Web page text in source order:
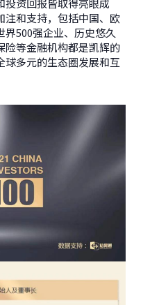
投资回报皆取得亮眼成
注和支持，包括中国、欧
500强企业、历史悠久
险等金融机构都是凯辉的
球多元的生态圈发展和互